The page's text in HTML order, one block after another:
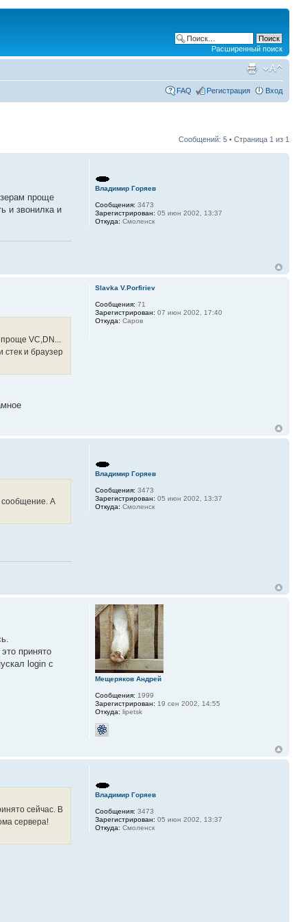
Расширенный поиск
FAQ Регистрация Вход
Сообщений: 5 • Страница 1 из 1
проще
и звонилка и
Владимир Горяев
Сообщения: 3473
Зарегистрирован: 05 июн 2002, 13:37
Откуда: Смоленск
проще VC,DN...
стек и браузер
Slavka V.Porfiriev
Сообщения: 71
Зарегистрирован: 07 июн 2002, 17:40
Откуда: Саров
сообщение. А
Владимир Горяев
Сообщения: 3473
Зарегистрирован: 05 июн 2002, 13:37
Откуда: Смоленск
принято
login с
Мещеряков Андрей
Сообщения: 1999
Зарегистрирован: 19 сен 2002, 14:55
Откуда: lipetsk
сейчас. В
сервера!
Владимир Горяев
Сообщения: 3473
Зарегистрирован: 05 июн 2002, 13:37
Откуда: Смоленск